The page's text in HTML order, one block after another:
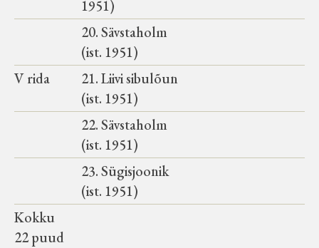
1951)
20. Sävstaholm
(ist. 1951)
V rida
21. Liivi sibulõun
(ist. 1951)
22. Sävstaholm
(ist. 1951)
23. Sügisjoonik
(ist. 1951)
Kokku
22 puud